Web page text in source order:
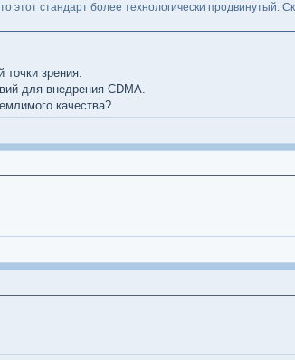
этот стандарт более технологически продвинутый.
точки зрения.
для внедрения CDMA.
качества?